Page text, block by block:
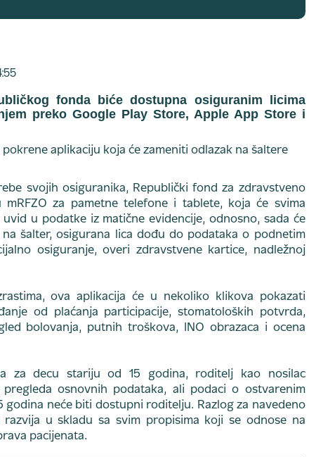
fonda biće dostupna osiguranim licima
preko Google Play Store, Apple App Store i
svojih osiguranika, Republički fond za zdravstveno
mRFZO za pametne telefone i tablete, koja će svima
u podatke iz matične evidencije, odnosno, sada će
šalter, osigurana lica dođu do podataka o podnetim
osiguranje, overi zdravstvene kartice, nadležnoj
ova aplikacija će u nekoliko klikova pokazati
od plaćanja participacije, stomatoloških potvrda,
bolovanja, putnih troškova, INO obrazaca i ocena
za decu stariju od 15 godina, roditelj kao nosilac
osnovnih podataka, ali podaci o ostvarenim
godina neće biti dostupni roditelju. Razlog za navedeno
razvija u skladu sa svim propisima koji se odnose na
pacijenata.